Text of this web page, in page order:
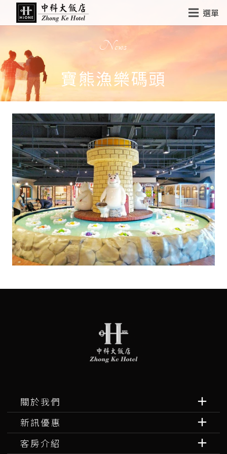
選單
News
寶熊漁樂碼頭
關於我們
新訊優惠
客房介紹